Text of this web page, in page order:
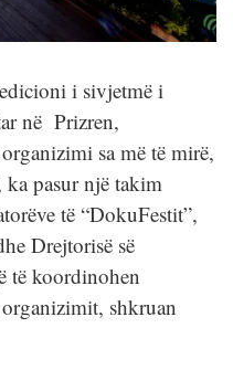
i sivjetmë i
në Prizren,
sa më të mirë,
ka pasur një takim
të “DokuFestit”,
Drejtorisë së
të koordinohen
shkruan